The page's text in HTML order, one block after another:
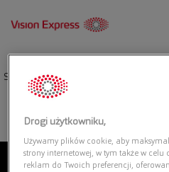
Strona główna|
Drogi użytkowniku,
Używamy plików cookie, aby
strony internetowej, w tym także w celu
reklam do Twoich preferencji,